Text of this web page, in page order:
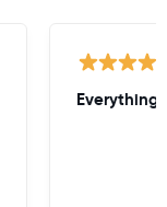
Everything